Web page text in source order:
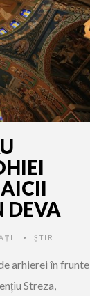
DEVA
• ŞTIRI
arhierei în frunte
Streza,